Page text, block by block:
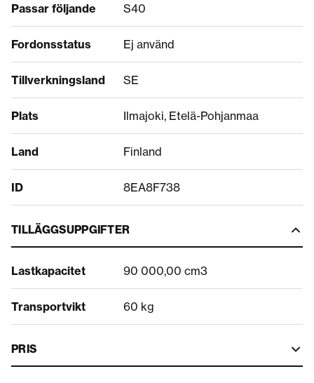
Passar följande S40
Fordonsstatus Ej använd
Tillverkningsland SE
Plats Ilmajoki, Etelä-Pohjanmaa
Land Finland
ID 8EA8F738
TILLÄGGSUPPGIFTER
Lastkapacitet 90 000,00 cm3
Transportvikt 60 kg
PRIS